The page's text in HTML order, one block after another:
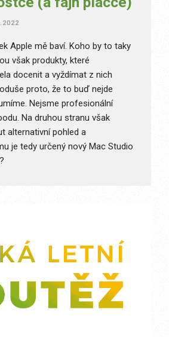
Apple mě baví. Koho by to taky
však produkty, které
docenit a vyždímat z nich
proto, že to buď nejde
Nejsme profesionální
Na druhou stranu však
alternativní pohled a
je tedy určený nový Mac Studio